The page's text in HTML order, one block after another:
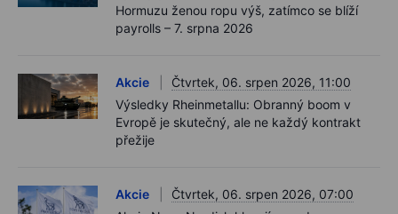
Hormuzu ženou ropu výš, zatímco se blíží
payrolls – 7. srpna 2026
Akcie
Čtvrtek, 06. srpen 2026, 11:00
Výsledky Rheinmetallu: Obranný boom v
Evropě je skutečný, ale ne každý kontrakt
přežije
Akcie
Čtvrtek, 06. srpen 2026, 07:00